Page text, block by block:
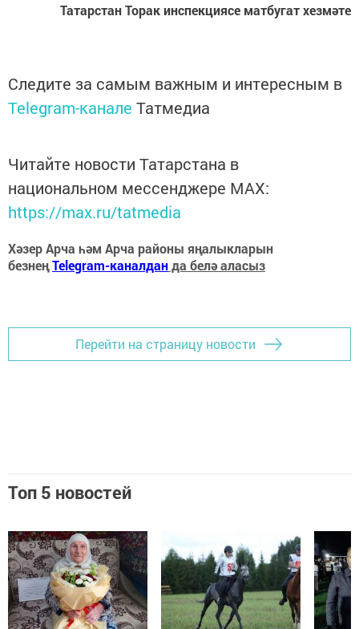
Татарстан Торак инспекциясе матбугат хезмәте
Следите за самым важным и интересным в
Telegram-канале Татмедиа
Читайте новости Татарстана в
национальном мессенджере MАХ:
https://max.ru/tatmedia
Хәзер Арча һәм Арча районы яңалыкларын
безнеңTelegram-каналданда белә аласыз
Перейти на страницу новости
Топ 5 новостей